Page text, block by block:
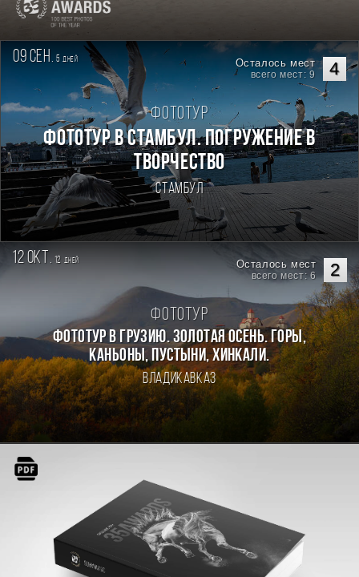
09 сен. 5дней 4
Осталось мест
всего мест: 9
Фототур
Фототур в Стамбул. Погружение в
творчество
Стамбул
12 окт. 12 дней 2
Осталось мест
всего мест: 6
Фототур
Фототур в Грузию. Золотая осень. Горы,
каньоны, пустыни, хинкали.
Владикавказ